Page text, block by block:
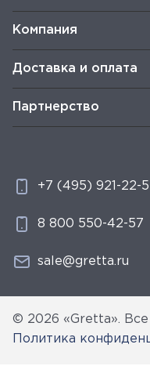
Компания
Доставка и оплата
Партнерство
+7 (495) 921-22-
8 800 550-42-57
sale@gretta.ru
© 2026 «Gretta».
Политика